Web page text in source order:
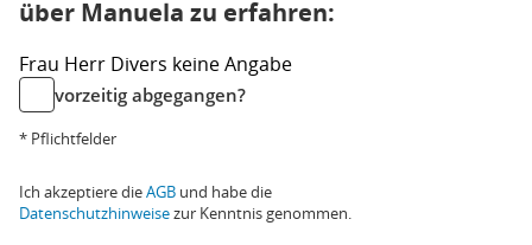
über Manuela zu erfahren:
Frau Herr Divers keine Angabe
vorzeitig abgegangen?
* Pflichtfelder
Ich akzeptiere dieAGB und habe die
Datenschutzhinweisezur Kenntnis genommen.